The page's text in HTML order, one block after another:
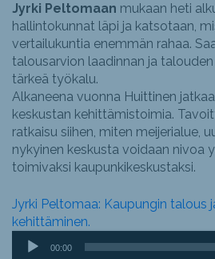
Jyrki Peltomaan mukaan heti
hallintokunnat läpi ja katsotaan,
vertailukuntia enemmän rahaa.
talousarvion laadinnan ja
tärkeä työkalu.
Alkaneena vuonna Huittinen
keskustan kehittämistoimia.
ratkaisu siihen, miten meijerialue,
nykyinen keskusta voidaan nivoa
toimivaksi kaupunkikeskustaksi.
Jyrki Peltomaa: Kaupungin talous
kehittäminen.
Äänitoistin
00:00